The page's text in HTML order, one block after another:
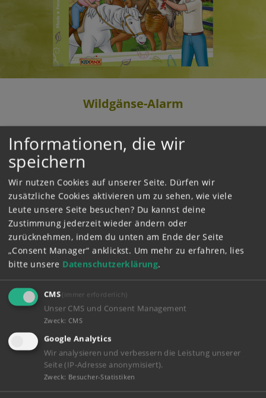
Wildgänse-Alarm
2018
Wie in jedem Frühjahr rasten Wildgänse auf
den Falkensteiner Wiesen und Weiden. Doch
diesmal will der Mühlenhofbauer sie mit Lärm
vertreiben. Dabei verletzt sich eines der Tiere.
Bibi und Tina kümmern sich mit Hilfe des
Tierarztes Robert Eichhorn um die Wildgans.
Ob sie es schaffen, dass sie mit ihrem Schwarm
weiterfliegen kann?
ABSPIELEN
ZUM SHOP
Hörspiele
Informationen, die wir
speichern
Wir nutzen Cookies auf unserer Seite. Dürfen wir
zusätzliche Cookies aktivieren um zu sehen, wie viele
Leute unsere Seite besuchen? Du kannst deine
Zustimmung jederzeit wieder ändern oder
zurücknehmen, indem du unten am Ende der Seite
„Consent Manager“ anklickst. Um mehr zu erfahren, lies
bitte unsere Datenschutzerklärung.
CMS (immer erforderlich)
Unser CMS und Consent Management
Zweck: CMS
Google Analytics
Wir analysieren und verbessern die Leistung unserer
Seite (IP-Adresse anonymisiert).
Zweck: Besucher-Statistiken